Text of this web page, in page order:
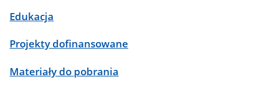
Edukacja
Projekty dofinansowane
Materiały do pobrania